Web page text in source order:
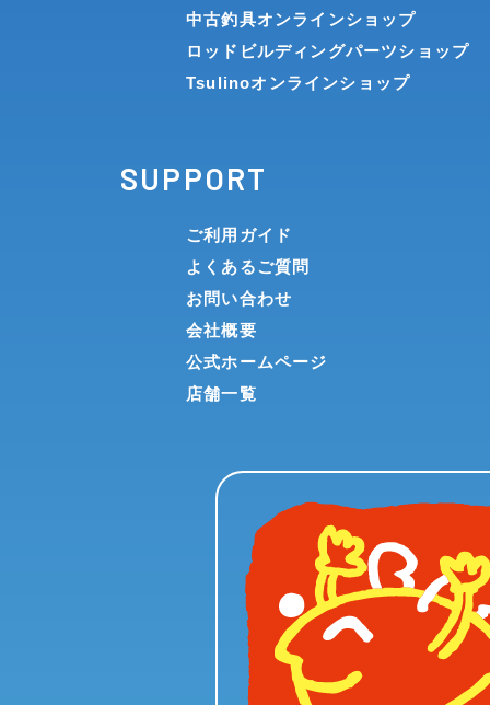
中古釣具オンラインショップ
ロッドビルディングパーツショップ
Tsulinoオンラインショップ
SUPPORT
ご利用ガイド
よくあるご質問
お問い合わせ
会社概要
公式ホームページ
店舗一覧